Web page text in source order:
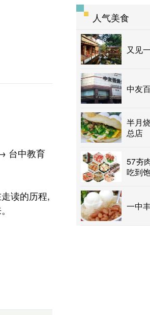
台中教育
读的历程,
人气美食
又见
中友
半月
总店
57夯
吃到饱
一中